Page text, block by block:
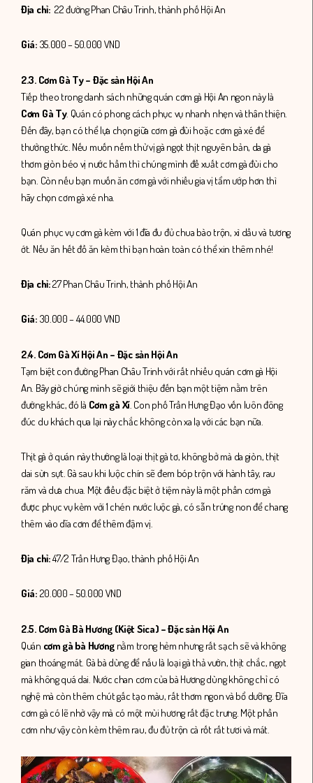
Địa chỉ: 22 đường Phan Châu Trinh, thành phố Hội An
Giá: 35.000 – 50.000 VND
2.3. Cơm Gà Ty – Đặc sản Hội An
Tiếp theo trong danh sách những quán cơm gà Hội An ngon này là
Cơm Gà Ty. Quán có phong cách phục vụ nhanh nhẹn và thân thiện.
Đến đây, bạn có thể lựa chọn giữa cơm gà đùi hoặc cơm gà xé để
thưởng thức. Nếu muốn nếm thử vị gà ngọt thịt nguyên bản, da gà
thơm giòn béo vị nước hầm thì chúng mình đề xuất cơm gà đùi cho
bạn. Còn nếu bạn muốn ăn cơm gà với nhiều gia vị tẩm ướp hơn thì
hãy chọn cơm gà xé nha.
Quán phục vụ cơm gà kèm với 1 đĩa đu đủ chua bào trộn, xì dầu và tương
ớt. Nếu ăn hết đồ ăn kèm thì bạn hoàn toàn có thể xin thêm nhé!
Địa chỉ:27 Phan Châu Trinh, thành phố Hội An
Giá: 30.000 – 44.000 VND
2.4. Cơm Gà Xí Hội An – Đặc sản Hội An
Tạm biệt con đường Phan Châu Trinh với rất nhiều quán cơm gà Hội
An. Bây giờ chúng mình sẽ giới thiệu đến bạn một tiệm nằm trên
đường khác, đó là Cơm gà Xí. Con phố Trần Hưng Đạo vốn luôn đông
đúc du khách qua lại này chắc không còn xa lạ với các bạn nữa.
Thịt gà ở quán này thường là loại thịt gà tơ, không bở mà da giòn, thịt
dai sừn sựt. Gà sau khi luộc chín sẽ đem bóp trộn với hành tây, rau
răm và dưa chua. Một điều đặc biệt ở tiệm này là một phần cơm gà
được phục vụ kèm với 1 chén nước luộc gà, có sẵn trứng non để chang
thêm vào dĩa cơm để thêm đậm vị.
Địa chỉ:47/2 Trần Hưng Đạo, thành phố Hội An
Giá: 20.000 – 50.000 VND
2.5. Cơm Gà Bà Hương (Kiệt Sica) – Đặc sản Hội An
Quán cơm gà bà Hương nằm trong hẻm nhưng rất sạch sẽ và không
gian thoáng mát. Gà bà dùng để nấu là loại gà thả vườn, thịt chắc, ngọt
mà không quá dai. Nước chan cơm của bà Hương dùng không chỉ có
nghệ mà còn thêm chút gấc tạo màu, rất thơm ngon và bổ dưỡng. Đĩa
cơm gà có lẽ nhờ vậy mà có một mùi hương rất đặc trưng. Một phần
cơm như vậy còn kèm thêm rau, đu đủ trộn cà rốt rất tươi và mát.